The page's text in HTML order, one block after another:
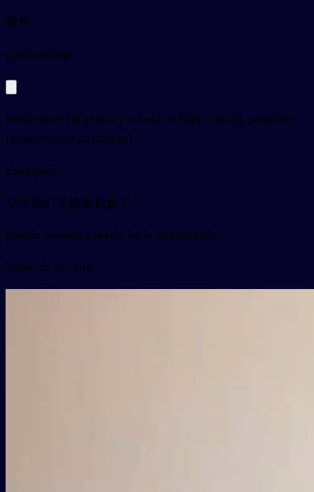
校长
pyxiàozhǎng
headmaster (of primary school or high school), president
(of university or college)
Exemples
今年我们学校换校长了
jīnnián wǒmen xuéxiào huàn xiàozhǎngle
Vidéo de la carte